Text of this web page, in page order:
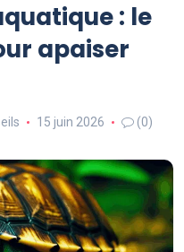
: le
apaiser
15 juin 2026 (0)